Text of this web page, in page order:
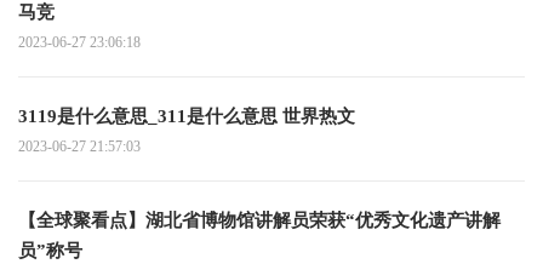
马竞
2023-06-27 23:06:18
3119是什么意思_311是什么意思 世界热文
2023-06-27 21:57:03
【全球聚看点】湖北省博物馆讲解员荣获“优秀文化遗产讲解
员”称号